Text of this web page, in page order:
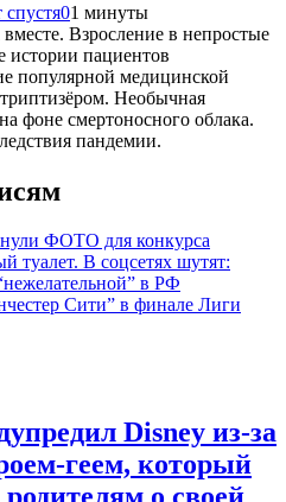
спустя01 минуты
Взросление в непростые
истории пациентов
популярной медицинской
Необычная
фоне смертоносного облака.
пандемии.
ФОТО для конкурса
туалет. В соцсетях шутят:
в РФ
Сити” в финале Лиги
Disney из-за
геем, который